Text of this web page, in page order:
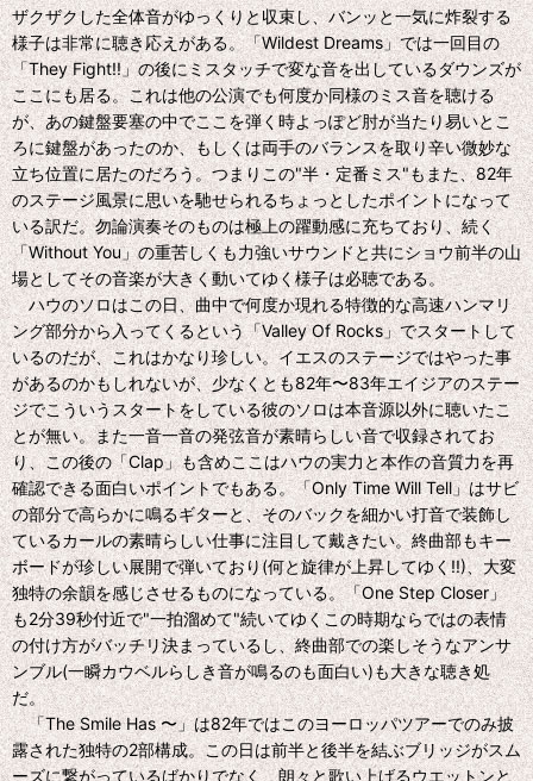
ザクザクした全体音がゆっくりと収束し、バンッと一気に炸裂する
様子は非常に聴き応えがある。「Wildest Dreams」では一回目の
「They Fight!!」の後にミスタッチで変な音を出しているダウンズが
ここにも居る。これは他の公演でも何度か同様のミス音を聴ける
が、あの鍵盤要塞の中でここを弾く時よっぽど肘が当たり易いとこ
ろに鍵盤があったのか、もしくは両手のバランスを取り辛い微妙な
立ち位置に居たのだろう。つまりこの"半・定番ミス"もまた、82年
のステージ風景に思いを馳せられるちょっとしたポイントになって
いる訳だ。勿論演奏そのものは極上の躍動感に充ちており、続く
「Without You」の重苦しくも力強いサウンドと共にショウ前半の山
場としてその音楽が大きく動いてゆく様子は必聴である。
ハウのソロはこの日、曲中で何度か現れる特徴的な高速ハンマリ
ング部分から入ってくるという「Valley Of Rocks」でスタートして
いるのだが、これはかなり珍しい。イエスのステージではやった事
があるのかもしれないが、少なくとも82年〜83年エイジアのステー
ジでこういうスタートをしている彼のソロは本音源以外に聴いたこ
とが無い。また一音一音の発弦音が素晴らしい音で収録されてお
り、この後の「Clap」も含めここはハウの実力と本作の音質力を再
確認できる面白いポイントでもある。「Only Time Will Tell」はサビ
の部分で高らかに鳴るギターと、そのバックを細かい打音で装飾し
ているカールの素晴らしい仕事に注目して戴きたい。終曲部もキー
ボードが珍しい展開で弾いており(何と旋律が上昇してゆく!!)、大変
独特の余韻を感じさせるものになっている。「One Step Closer」
も2分39秒付近で"一拍溜めて"続いてゆくこの時期ならではの表情
の付け方がバッチリ決まっているし、終曲部での楽しそうなアンサ
ンブル(一瞬カウベルらしき音が鳴るのも面白い)も大きな聴き処
だ。
「The Smile Has 〜」は82年ではこのヨーロッパツアーでのみ披
露された独特の2部構成。この日は前半と後半を結ぶブリッジがスム
ーズに繋がっているばかりでなく、朗々と歌い上げるウエットンと